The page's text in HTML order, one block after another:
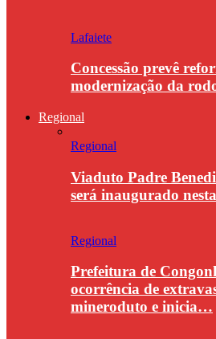
Lafaiete
Concessão prevê
modernização da
Regional
Regional
Viaduto Padre
será inaugurado
Regional
Prefeitura de
ocorrência de
mineroduto e inicia…